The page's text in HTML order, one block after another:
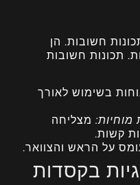
חשובות. הן
תכונות חשובות
בשימוש לאורך
מוחיות: מצליחה
קשות.
על הראש והצוואר.
בקסדות